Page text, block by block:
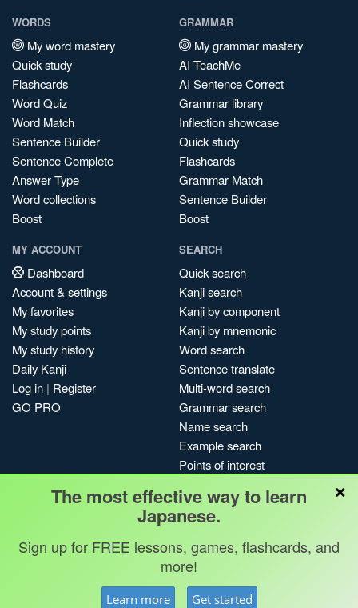
WORDS
My word mastery
Quick study
Flashcards
Word Quiz
Word Match
Sentence Builder
Sentence Complete
Answer Type
Word collections
Boost
GRAMMAR
My grammar mastery
AI TeachMe
AI Sentence Correct
Grammar library
Inflection showcase
Quick study
Flashcards
Grammar Match
Sentence Builder
Boost
MY ACCOUNT
Dashboard
Account & settings
My favorites
My study points
My study history
Daily Kanji
Log in | Register
GO PRO
SEARCH
Quick search
Kanji search
Kanji by component
Kanji by mnemonic
Word search
Sentence translate
Multi-word search
Grammar search
Name search
Example search
Points of interest
My search history
Search index
Blog
Terms & conditions
Kanshudo 2025
×
The most effective way to learn
Japanese.
Sign up for FREE lessons, games, flashcards, and
more!
Learn more Get started